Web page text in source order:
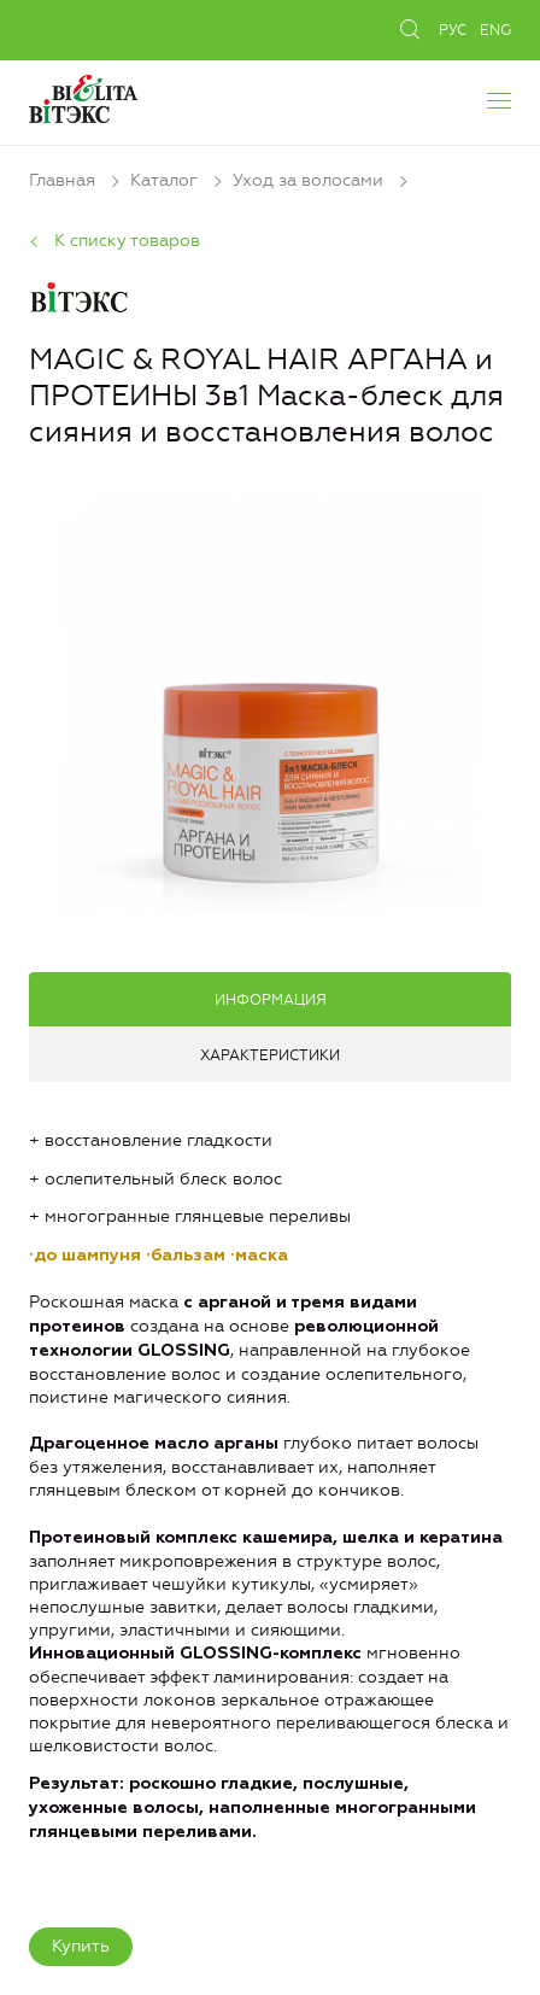
РУС ENG
Главная Каталог Уход за волосами
К списку товаров
MAGIC & ROYAL HAIR АРГАНА и
ПРОТЕИНЫ 3в1 Маска-блеск для
сияния и восстановления волос
ИНФОРМАЦИЯ
ХАРАКТЕРИСТИКИ
+ восстановление гладкости
+ ослепительный блеск волос
+ многогранные глянцевые переливы
·до шампуня ·бальзам ·маска
Роскошная маска с арганой и тремя видами
протеинов создана на основе революционной
технологии GLOSSING, направленной на глубокое
восстановление волос и создание ослепительного,
поистине магического сияния.
Драгоценное масло арганы глубоко питает волосы
без утяжеления, восстанавливает их, наполняет
глянцевым блеском от корней до кончиков.
Протеиновый комплекс кашемира, шелка и кератина
заполняет микроповрежения в структуре волос,
приглаживает чешуйки кутикулы, «усмиряет»
непослушные завитки, делает волосы гладкими,
упругими, эластичными и сияющими.
Инновационный GLOSS ING-комплекс мгновенно
обеспечивает эффект ламинирования: создает на
поверхности локонов зеркальное отражающее
покрытие для невероятного переливающегося блеска и
шелковистости волос.
Результат: роскошно гладкие, послушные,
ухоженные волосы, наполненные многогранными
глянцевыми переливами.
Купить